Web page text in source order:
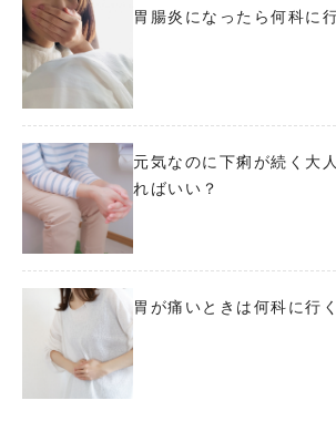
胃腸炎になったら何科に
元気なのに下痢が続く大
ればいい？
胃が痛いときは何科に行